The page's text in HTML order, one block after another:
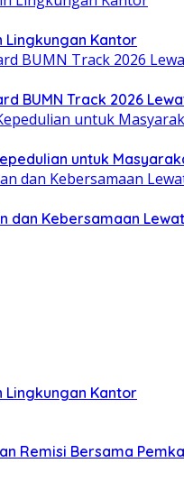
Lingkungan Kantor
BUMN Track 2026
untuk
dan Kebersamaan
Lingkungan Kantor
Remisi Bersama